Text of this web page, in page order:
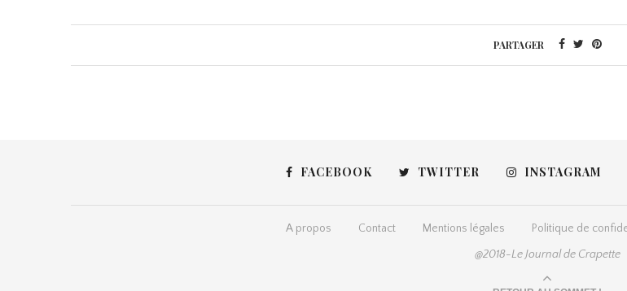
PARTAGER
FACEBOOK TWITTER INSTAGRAM
A propos Contact Mentions légales Politique de
@2018-Le Journal de Crapette